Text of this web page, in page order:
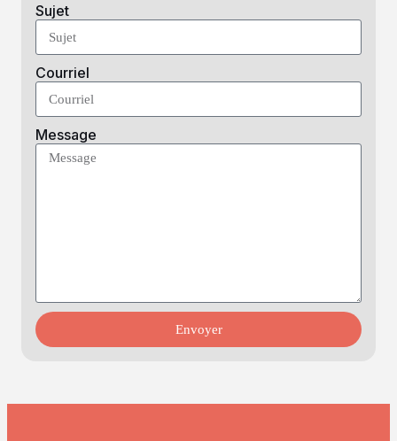
Sujet
Courriel
Message
Envoyer